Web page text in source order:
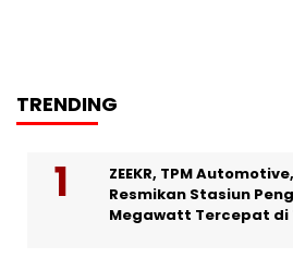
TRENDING
ZEEKR, TPM
Resmikan Stasiun
Megawatt Tercepat di